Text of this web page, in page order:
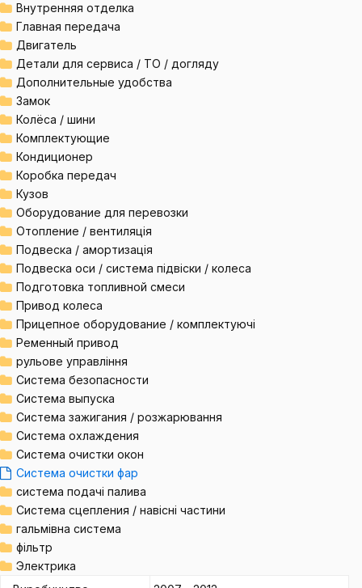
Внутренняя отделка
Главная передача
Двигатель
Детали для сервиса / ТО / догляду
Дополнительные удобства
Замок
Колёса / шини
Комплектующие
Кондиционер
Коробка передач
Кузов
Оборудование для перевозки
Отопление / вентиляція
Подвеска / амортизація
Подвеска оси / система підвіски / колеса
Подготовка топливной смеси
Привод колеса
Прицепное оборудование / комплектуючі
Ременный привод
рульове управління
Система безопасности
Система выпуска
Система зажигания / розжарювання
Система охлаждения
Система очистки окон
Система очистки фар
система подачі палива
Система сцепления / навісні частини
гальмівна система
фільтр
Электрика